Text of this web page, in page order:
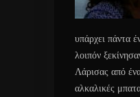
υπάρχει
λοιπόν
Λάρισας από
αλκαλικές